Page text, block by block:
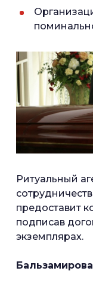
Ритуальный
предоставит
подписав
экземплярах.